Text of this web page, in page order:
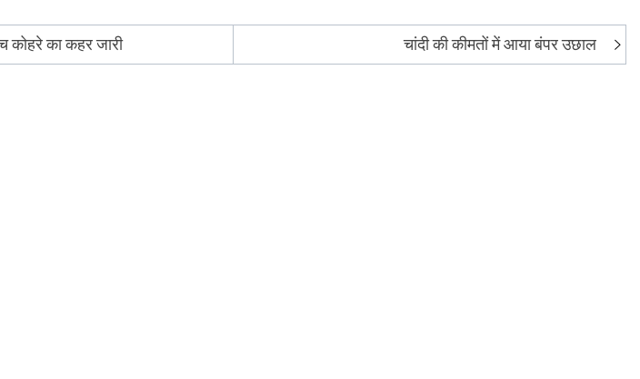
कोहरे का कहर जारी चांदी की कीमतों में आया बंपर उछाल